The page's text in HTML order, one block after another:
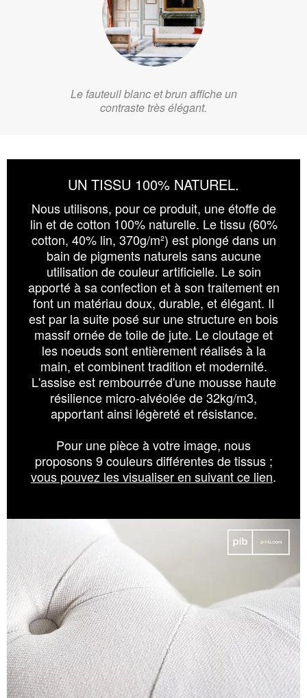
Le fauteuil blanc et brun affiche un
contraste très élégant.
UN TISSU 100% NATUREL.
Nous utilisons, pour ce produit, une étoffe de
lin et de cotton 100% naturelle. Le tissu (60%
cotton, 40% lin, 370g/m²) est plongé dans un
bain de pigments naturels sans aucune
utilisation de couleur artificielle. Le soin
apporté à sa confection et à son traitement en
font un matériau doux, durable, et élégant. Il
est par la suite posé sur une structure en bois
massif ornée de toile de jute. Le cloutage et
les noeuds sont entièrement réalisés à la
main, et combinent tradition et modernité.
L'assise est rembourrée d'une mousse haute
résilience micro-alvéolée de 32kg/m3,
apportant ainsi légèreté et résistance.
Pour une pièce à votre image, nous
proposons 9 couleurs différentes de tissus ;
vous pouvez les visualiser en suivant ce lien.